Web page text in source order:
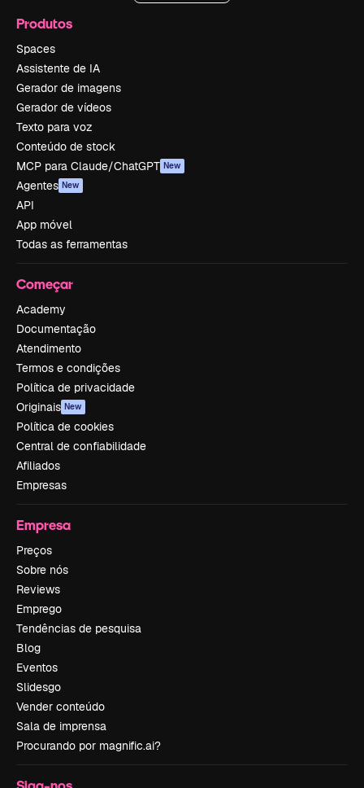
Produtos
Spaces
Assistente de IA
Gerador de imagens
Gerador de vídeos
Texto para voz
Conteúdo de stock
MCP para Claude/ChatGPT New
Agentes New
API
App móvel
Todas as ferramentas
Começar
Academy
Documentação
Atendimento
Termos e condições
Política de privacidade
Originais New
Política de cookies
Central de confiabilidade
Afiliados
Empresas
Empresa
Preços
Sobre nós
Reviews
Emprego
Tendências de pesquisa
Blog
Eventos
Slidesgo
Vender conteúdo
Sala de imprensa
Procurando por magnific.ai?